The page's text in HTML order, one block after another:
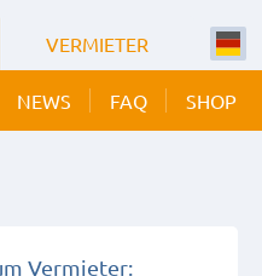
VERMIETER
NEWS FAQ SHOP
Vermieter: